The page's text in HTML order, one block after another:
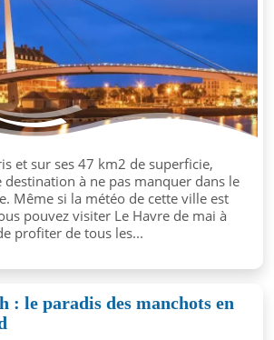
et sur ses 47 km2 de superficie,
destination à ne pas manquer dans le
Même si la météo de cette ville est
pouvez visiter Le Havre de mai à
profiter de tous les...
: le paradis des manchots en